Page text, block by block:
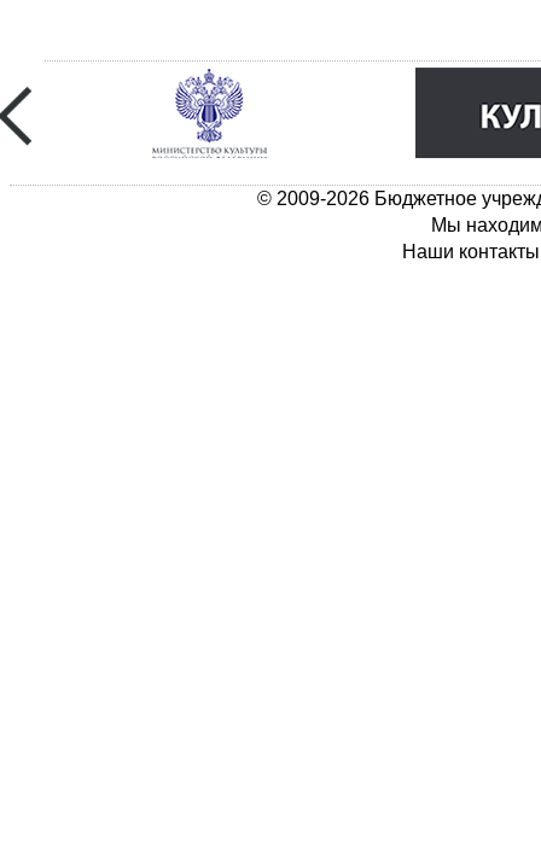
© 2009-2026 Бюджетное
Мы
Наши